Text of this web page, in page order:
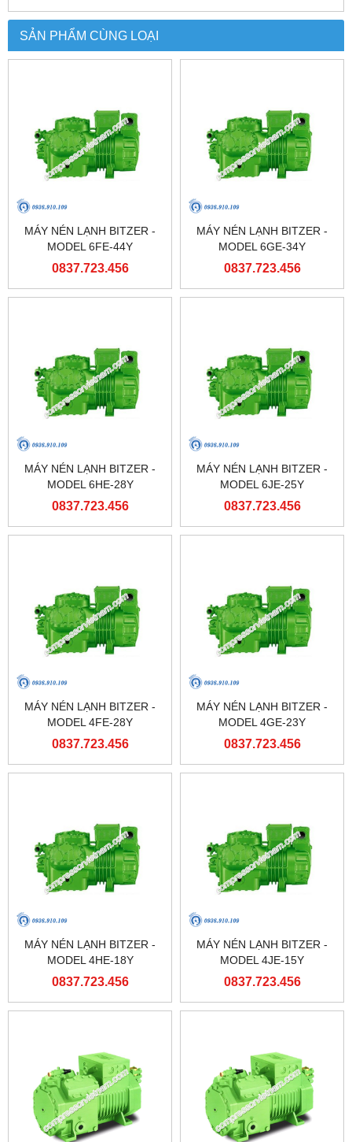
SẢN PHẨM CÙNG LOẠI
MÁY NÉN LẠNH BITZER -
MODEL 6FE-44Y
0837.723.456
MÁY NÉN LẠNH BITZER -
MODEL 6GE-34Y
0837.723.456
MÁY NÉN LẠNH BITZER -
MODEL 6HE-28Y
0837.723.456
MÁY NÉN LẠNH BITZER -
MODEL 6JE-25Y
0837.723.456
MÁY NÉN LẠNH BITZER -
MODEL 4FE-28Y
0837.723.456
MÁY NÉN LẠNH BITZER -
MODEL 4GE-23Y
0837.723.456
MÁY NÉN LẠNH BITZER -
MODEL 4HE-18Y
0837.723.456
MÁY NÉN LẠNH BITZER -
MODEL 4JE-15Y
0837.723.456